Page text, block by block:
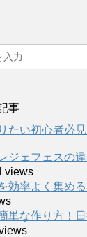
事
たい初心者必
ジェフェスの
views
効率よく集め
単な作り方！